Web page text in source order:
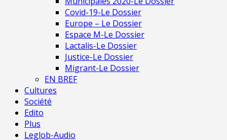
Covid-19-Le Dossier
Europe – Le Dossier
Espace M-Le Dossier
Lactalis-Le Dossier
Justice-Le Dossier
Migrant-Le Dossier
EN BREF
Cultures
Société
Edito
Plus
Leglob-Audio